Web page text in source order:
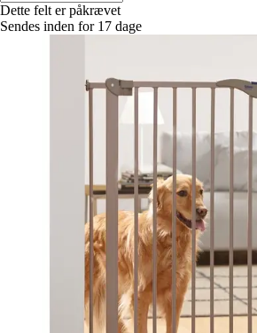
Dette felt er påkrævet
Sendes inden for 17 dage